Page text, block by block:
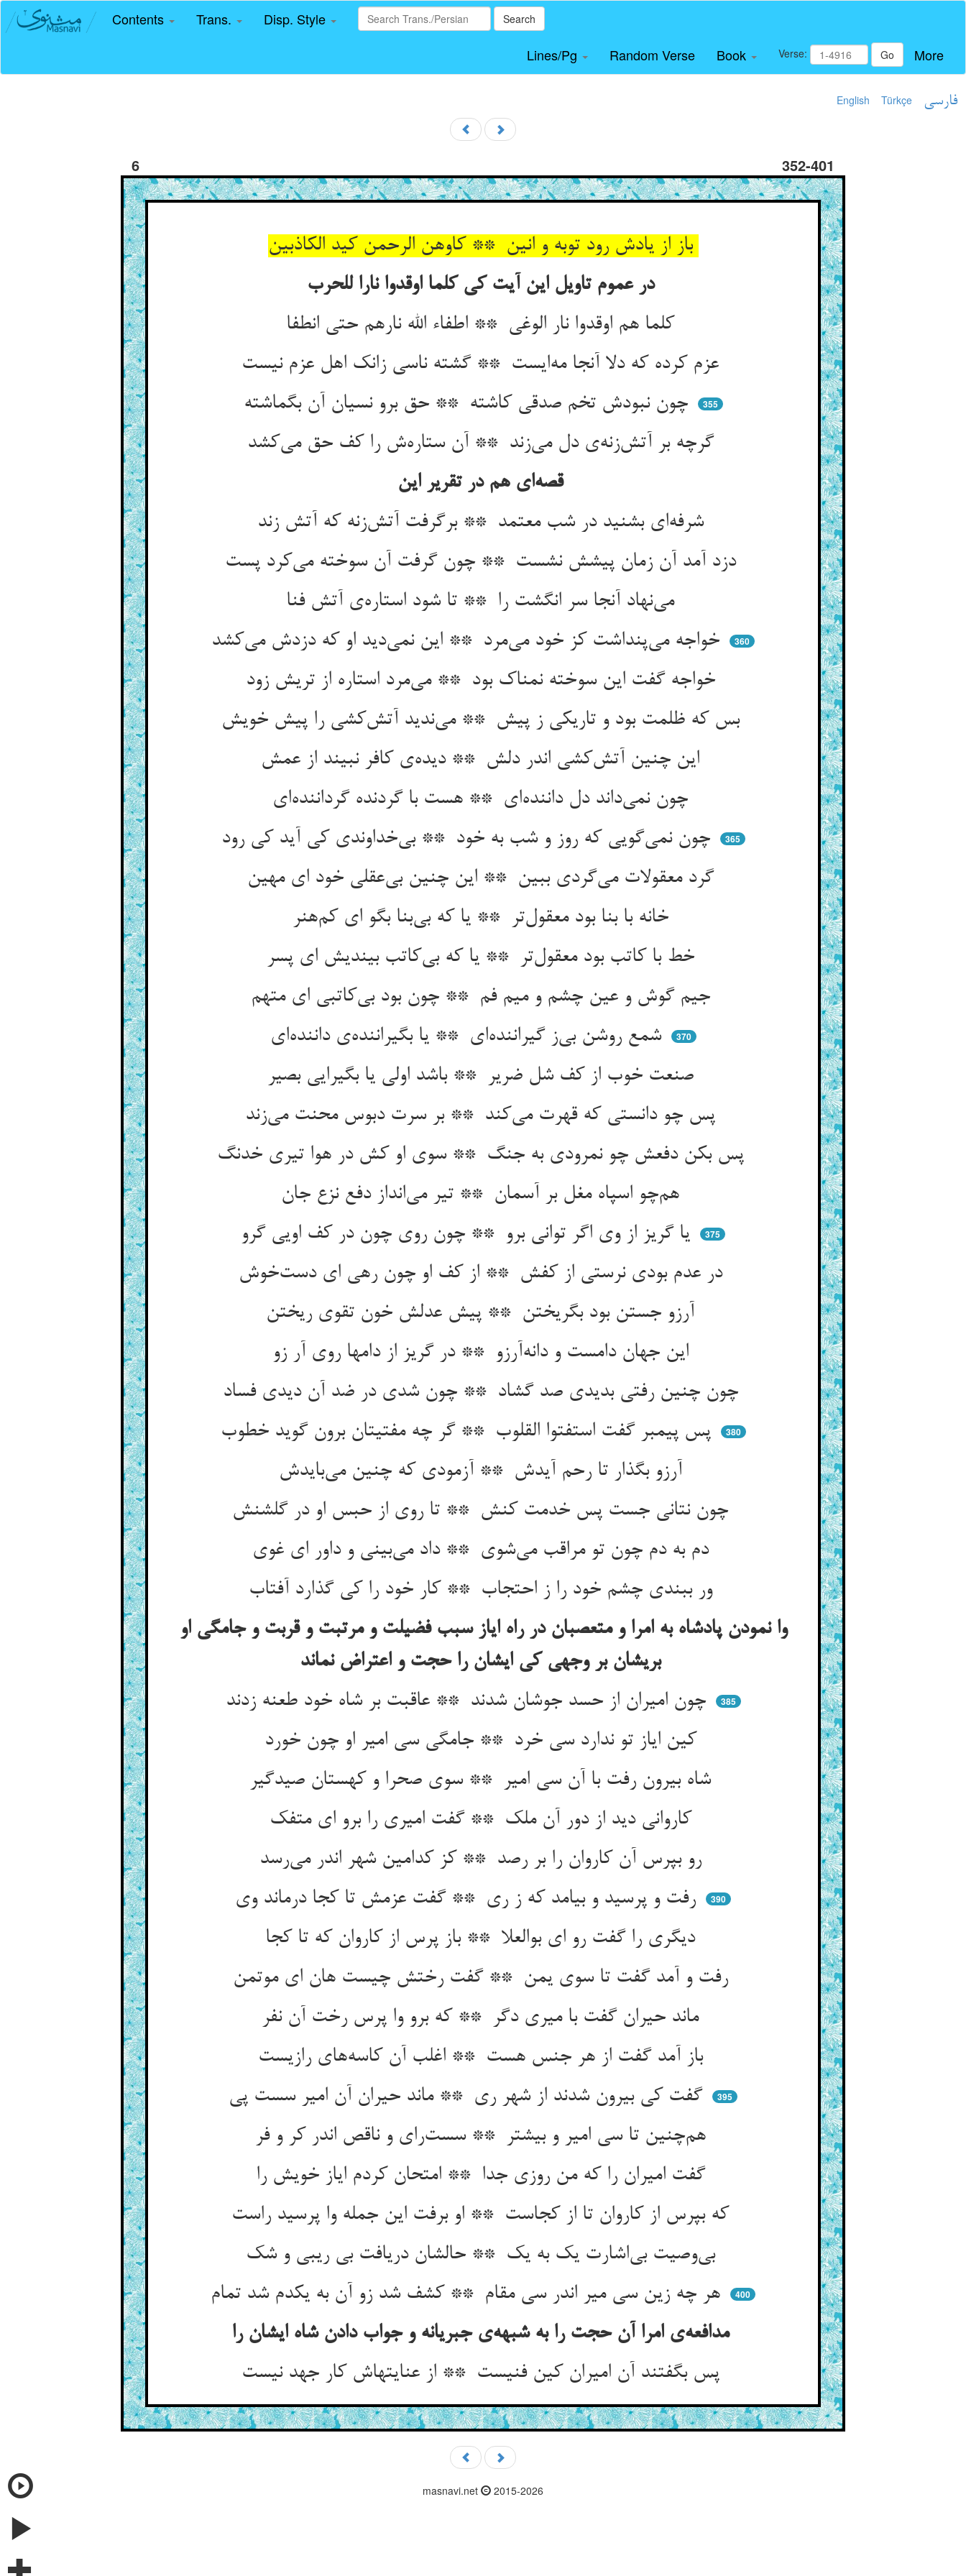
Contents Trans. Disp. Style Search
Lines/Pg Random Verse Book Verse: Go More
English Türkçe فارسی
6 352-401
باز از یادش رود توبه و انین ** کاوهن الرحمن کید الکاذبین
در عموم تاویل این آیت کی کلما اوقدوا نارا للحرب
چون نبودش تخم صدقی کاشته ** حق برو نسیان آن بگماشته
355
گرچه بر آتش‌زنه‌ی دل می‌زند ** آن ستاره‌ش را کف حق می‌کشد
قصه‌ای هم در تقریر این
شرفه‌ای بشنید در شب معتمد ** برگرفت آتش‌زنه که آتش زند
دزد آمد آن زمان پیشش نشست ** چون گرفت آن سوخته می‌کرد پست
می‌نهاد آنجا سر انگشت را ** تا شود استاره‌ی آتش فنا
360
خواجه گفت این سوخته نمناک بود ** می‌مرد استاره از تریش زود
بس که ظلمت بود و تاریکی ز پیش ** می‌ندید آتش‌کشی را پیش خویش
چون نمی‌گویی که روز و شب به خود ** بی‌خداوندی کی آید کی رود
365
گرد معقولات می‌گردی ببین ** این چنین بی‌عقلی خود ای مهین
خانه با بنا بود معقول‌تر ** یا که بی‌بنا بگو ای کم‌هنر
خط با کاتب بود معقول‌تر ** یا که بی‌کاتب بیندیش ای پسر
جیم گوش و عین چشم و میم فم ** چون بود بی‌کاتبی ای متهم
شمع روشن بی‌ز گیراننده‌ای ** یا بگیراننده‌ی داننده‌ای
370
صنعت خوب از کف شل ضریر ** باشد اولی یا بگیرایی بصیر
پس بکن دفعش چو نمرودی به جنگ ** سوی او کش در هوا تیری خدنگ
375
در عدم بودی نرستی از کفش ** از کف او چون رهی ای دست‌خوش
این جهان دامست و دانه‌آرزو ** در گریز از دامها روی آر زو
چون چنین رفتی بدیدی صد گشاد ** چون شدی در ضد آن دیدی فساد
پس پیمبر گفت استفتوا القلوب ** گر چه مفتیتان برون گوید خطوب
380
دم به دم چون تو مراقب می‌شوی ** داد می‌بینی و داور ای غوی
ور ببندی چشم خود را ز احتجاب ** کار خود را کی گذارد آفتاب
وا نمودن پادشاه به امرا و متعصبان در راه ایاز سبب فضیلت و مرتبت و قربت و جامگی او
بریشان بر وجهی کی ایشان را حجت و اعتراض نماند
چون امیران از حسد جوشان شدند ** عاقبت بر شاه خود طعنه زدند
385
کین ایاز تو ندارد سی خرد ** جامگی سی امیر او چون خورد
شاه بیرون رفت با آن سی امیر ** سوی صحرا و کهستان صیدگیر
کاروانی دید از دور آن ملک ** گفت امیری را برو ای متفک
رو بپرس آن کاروان را بر رصد ** کز کدامین شهر اندر می‌رسد
390
دیگری را گفت رو ای بوالعلا ** باز پرس از کاروان که تا کجا
رفت و آمد گفت تا سوی یمن ** گفت رختش چیست هان ای موتمن
ماند حیران گفت با میری دگر ** که برو وا پرس رخت آن نفر
باز آمد گفت از هر جنس هست ** اغلب آن کاسه‌های رازیست
گفت کی بیرون شدند از شهر ری ** ماند حیران آن امیر سست پی
395
هم‌چنین تا سی امیر و بیشتر ** سست‌رای و ناقص اندر کر و فر
گفت امیران را که من روزی جدا ** امتحان کردم ایاز خویش را
بی‌وصیت بی‌اشارت یک به یک ** حالشان دریافت بی ریبی و شک
400
مدافعه‌ی امرا آن حجت را به شبهه‌ی جبریانه و جواب دادن شاه ایشان را
پس بگفتند آن امیران کین فنیست ** از عنایتهاش کار جهد نیست
masnavi.net 2015-2026